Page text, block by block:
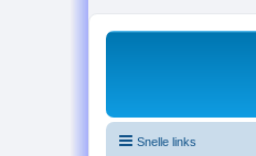
Snelle links